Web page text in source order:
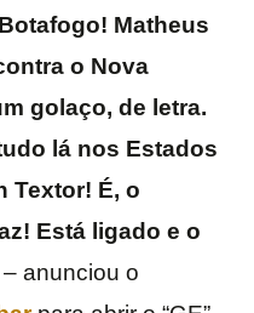
Matheus
o Nova
golaço, de letra.
lá nos Estados
Textor! É, o
Está ligado e o
– anunciou o